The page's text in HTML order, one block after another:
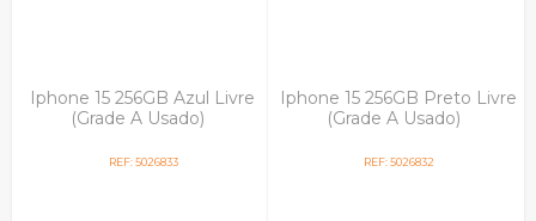
Iphone 15 256GB Azul Livre
(Grade A Usado)
REF: 5026833
Iphone 15 256GB Preto Livre
(Grade A Usado)
REF: 5026832